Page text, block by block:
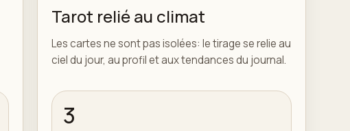
Tarot relié au climat
Les cartes ne sont pas isolées: le tirage se relie au
ciel du jour, au profil et aux tendances du journal.
3